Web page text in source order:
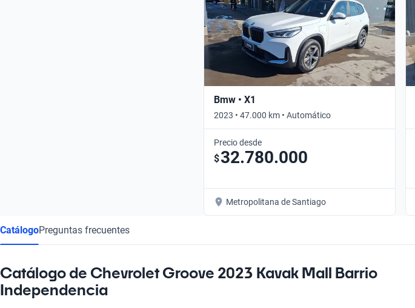
Bmw • X1
2023 • 47.000 km • Automático
Precio desde
$32.780.000
Metropolitana de Santiago
CatálogoPreguntas frecuentes
Catálogo de Chevrolet Groove 2023 Kavak Mall Barrio
Independencia